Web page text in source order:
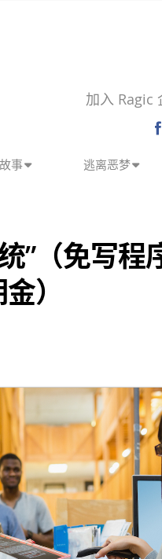
加入 Ragic
事 逃离恶梦
”（免写程
）